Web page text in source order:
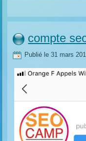
compte
Publié le 31 mars